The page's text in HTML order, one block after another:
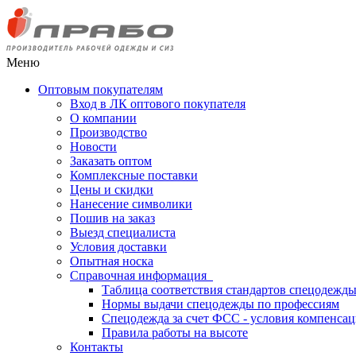
Меню
Оптовым покупателям
Вход в ЛК оптового покупателя
О компании
Производство
Новости
Заказать оптом
Комплексные поставки
Цены и скидки
Нанесение символики
Пошив на заказ
Выезд специалиста
Условия доставки
Опытная носка
Справочная информация
Таблица соответствия стандартов спецодежды
Нормы выдачи спецодежды по профессиям
Спецодежда за счет ФСС - условия
Правила работы на высоте
Контакты